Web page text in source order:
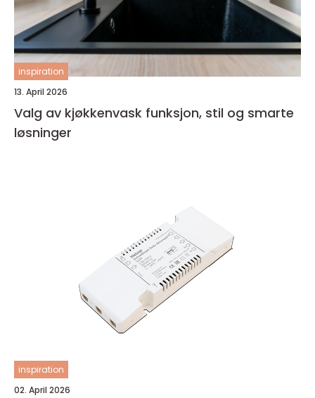
inspiration
13. April 2026
Valg av kjøkkenvask funksjon, stil og smarte
løsninger
inspiration
02. April 2026